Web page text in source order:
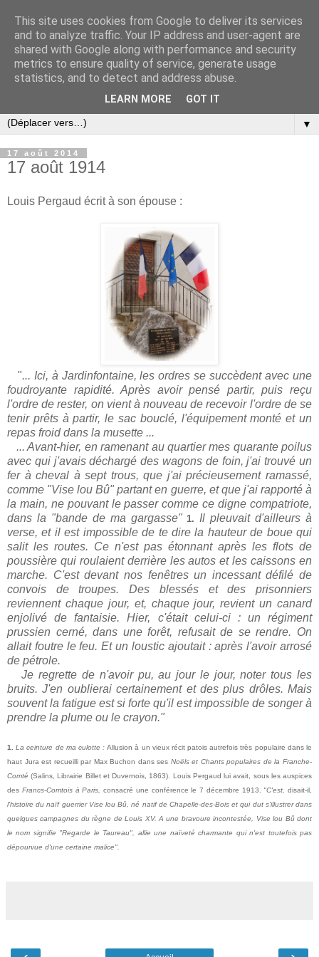
▼
17 août 2014
17 août 1914
Louis Pergaud écrit à son épouse :
"... Ici, à Jardinfontaine, les ordres se succèdent avec une
foudroyante rapidité. Après avoir pensé partir, puis reçu
l'ordre de rester, on vient à nouveau de recevoir l'ordre de se
tenir prêts à partir, le sac bouclé, l'équipement monté et un
repas froid dans la musette ...
... Avant-hier, en ramenant au quartier mes quarante poilus
avec qui j'avais déchargé des wagons de foin, j'ai trouvé un
fer à cheval à sept trous, que j'ai précieusement ramassé,
comme "Vise lou Bû" partant en guerre, et que j'ai rapporté à
la main, ne pouvant le passer comme ce digne compatriote,
dans la "bande de ma gargasse" 1.Il pleuvait d'ailleurs à
verse, et il est impossible de te dire la hauteur de boue qui
salit les routes. Ce n'est pas étonnant après les flots de
poussière qui roulaient derrière les autos et les caissons en
marche. C'est devant nos fenêtres un incessant défilé de
convois de troupes. Des blessés et des prisonniers
reviennent chaque jour, et, chaque jour, revient un canard
enjolivé de fantaisie. Hier, c'était celui-ci : un régiment
prussien cerné, dans une forêt, refusait de se rendre. On
allait foutre le feu. Et un loustic ajoutait : après l'avoir arrosé
de pétrole.
Je regrette de n'avoir pu, au jour le jour, noter tous les
bruits. J'en oublierai certainement et des plus drôles. Mais
souvent la fatigue est si forte qu'il est impossible de songer à
prendre la plume ou le crayon."
1.La ceinture de ma culotte : Allusion à un vieux récit patois autrefois très populaire dans le
haut Jura est recueilli par Max Buchon dans ses Noëls et Chants populaires de la Franche-
Comté(Salins, Librairie Billet et Duvernois, 1863). Louis Pergaud lui avait, sous les auspices
des Francs-Comtois à Paris, consacré une conférence le 7 décembre 1913. "C'est, disait-il,
l'histoire du naïf guerrier Vise lou Bû, né natif de Chapelle-des-Bois et qui dut s'illustrer dans
quelques campagnes du règne de Louis XV. A une bravoure incontestée, Vise lou Bû dont
le nom signifie "Regarde le Taureau", allie une naïveté charmante qui n'est toutefois pas
dépourvue d'une certaine malice".
This site uses cookies from Google to deliver its services
and to analyze traffic. Your IP address and user-agent are
shared with Google along with performance and security
metrics to ensure quality of service, generate usage
statistics, and to detect and address abuse.
LEARN MORE GOT IT